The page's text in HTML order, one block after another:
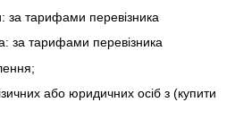
за тарифами перевізника
за тарифами перевізника
або юридичних осіб з (купити